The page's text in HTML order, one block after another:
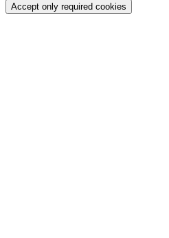
Accept only required cookies